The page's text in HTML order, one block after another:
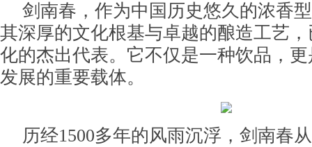
剑南春，作为中国历史悠久的浓香
其深厚的文化根基与卓越的酿造工艺
化的杰出代表。它不仅是一种饮品，
发展的重要载体。
历经1500多年的风雨沉浮，剑南春